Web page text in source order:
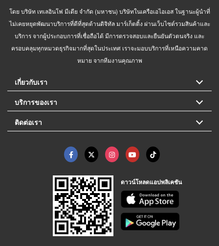
โดย บริษัท เทเลอินโฟ มีเดีย จำกัด (มหาชน) บริษัทในเครือเอไอเอส ในฐานะผู้นำที่
ไม่เคยหยุดพัฒนาบริการที่ดีที่สุดด้านดิจิทัล มาร์เก็ตติ้ง ผ่านเว็บไซต์รวมสินค้าและ
บริการ จากผู้ประกอบการที่เชื่อถือได้ มีการตรวจสอบและยืนยันตัวตนจริง และ
ครอบคลุมทุกหมวดธุรกิจมากที่สุดในประเทศ เราจะมอบบริการที่เหนือความคาด
หมาย จากทีมงานคุณภาพ
เกี่ยวกับเรา
บริการของเรา
ติดต่อเรา
ดาวน์โหลดแอปพลิเคชัน